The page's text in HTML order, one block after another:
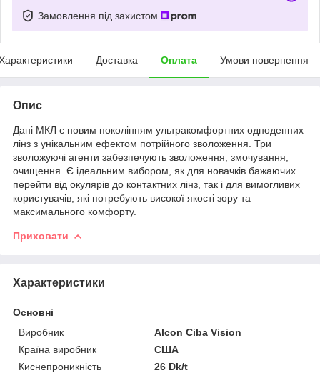
Замовлення під захистом
Доставка Оплата Умови повернення
Опис
Дані МКЛ є новим поколінням ультракомфортних одноденних
лінз з унікальним ефектом потрійного зволоження. Три
зволожуючі агенти забезпечують зволоження, змочування,
очищення. Є ідеальним вибором, як для новачків бажаючих
перейти від окулярів до контактних лінз, так і для вимогливих
користувачів, які потребують високої якості зору та
максимального комфорту.
Приховати
Характеристики
Основні
Виробник
Alcon Ciba Vision
Країна виробник
США
Киснепроникність
26 Dk/t